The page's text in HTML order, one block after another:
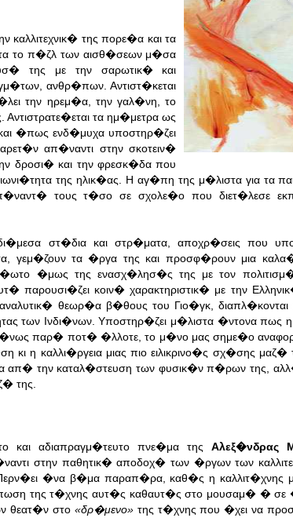
καλλιτεχνικ� της πορε�α και τα
το π�ζλ των αισθ�σεων μ�σα
της με την σαρωτικ� και
ανθρ�πων. Αντιστ�κεται
την ηρεμ�α, την γαλ�νη, το
τα ημ�μετρα ως
�πως ενδ�μυχα υποστηρ�ζει
απ�ναντι στην σκοτειν�
δροσι� και την φρεσκ�δα που
της ηλικ�ας. Η αγ�πη της μ�λιστα για τα
τους τ�σο σε σχολε�ο που διετ�λεσε
στ�δια και στρ�ματα, αποχρ�σεις που
γεμ�ζουν τα �ργα της και προσφ�ρουν μια
�μως της ενασχ�λησ�ς της με τον
κοιν� χαρακτηριστικ� με την
θεωρ�α β�θους του Γιο�γκ,
των Ινδι�νων. Υποστηρ�ζει μ�λιστα �ντονα
παρ� ποτ� �λλοτε, το μ�νο μας σημε�ο
η καλλι�ργεια μιας πιο ειλικρινο�ς σχ�σης μαζ�
την καταλ�στευση των φυσικ�ν π�ρων της,
της.
και αδιαπραγμ�τευτο πνε�μα τηςΑλεξ�νδρας
στην παθητικ� αποδοχ� των �ργων των
�να β�μα παραπ�ρα, καθ�ς η καλλιτ�χνης
της τ�χνης αυτ�ς καθαυτ�ς στο μουσαμ� � σε
θεατ�ν στο «δρ�μενο»της τ�χνης που �χει να